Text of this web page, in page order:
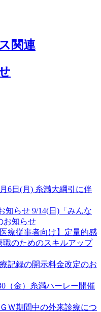
関連
6日(月) 糸満大綱引に伴
知らせ 9/14(日)「みんな
お知らせ
医療従事者向け】定量的感
職のためのスキルアップ
記録の開示料金改定のお
（金）糸満ハーレー開催
ＧＷ期間中の外来診療につ